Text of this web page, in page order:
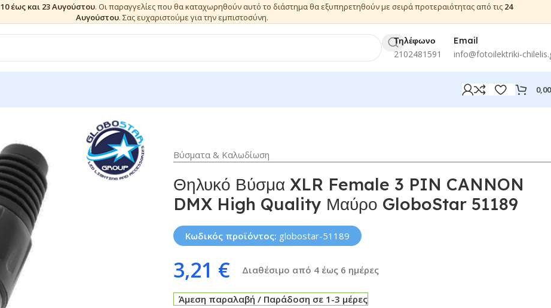
10 έως και 23 Αυγούστου. Οι παραγγελίες που θα καταχωρηθούν αυτό το διάστημα θα εξυπηρετηθούν με σειρά προτεραιότητας από τις 24
Αυγούστου. Σας ευχαριστούμε για την εμπιστοσύνη.
Τηλέφωνο
2102481591
Email
info@fotoilektriki-
Βύσματα & Καλωδίωση
Θηλυκό Βύσμα XLR Female 3 PIN CANNON
DMX High Quality Μαύρο GloboStar 51189
Κωδικός προϊόντος: globostar-51189
3,21 € Διαθέσιμο από 4 έως 6 ημέρες
Άμεση παραλαβή / Παράδοση σε 1-3 μέρες